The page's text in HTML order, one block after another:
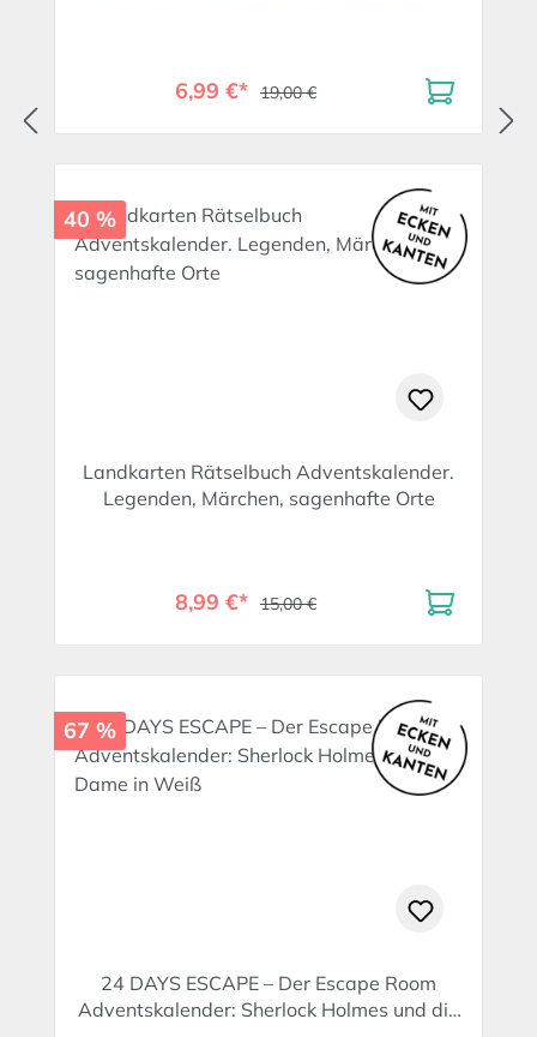
6,99 €* 19,00 €
40 %
Landkarten Rätselbuch Adventskalender.
Legenden, Märchen, sagenhafte Orte
8,99 €* 15,00 €
67 %
24 DAYS ESCAPE – Der Escape Room
Adventskalender: Sherlock Holmes und die